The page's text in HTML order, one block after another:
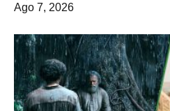
Ago 7, 2026